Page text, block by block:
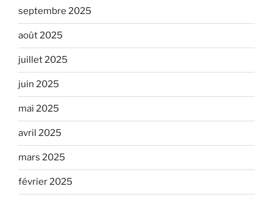
septembre 2025
août 2025
juillet 2025
juin 2025
mai 2025
avril 2025
mars 2025
février 2025